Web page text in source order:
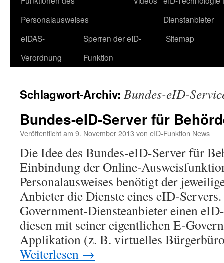
Personalausweises
Dienstanbieter
eIDAS-
Verordnung
Sperren der eID-
Funktion
Sitemap
Schlagwort-Archiv: Bundes-eID-
Bundes-eID-Server für
Veröffentlicht am 9. November 2013 von eID-Funktion News
Die Idee des Bundes-eID-Server für
Einbindung der Online-
Personalausweises benötigt der
Anbieter die Dienste eines eID-
Government-Diensteanbieter einen
diesen mit seiner eigentlichen E-
Applikation (z. B. virtuelles
Weiterlesen →